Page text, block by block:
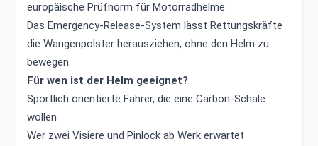
europäische Prüfnorm für Motorradhelme.
Das Emergency-Release-System lässt Rettungskräfte
die Wangenpolster herausziehen, ohne den Helm zu
bewegen.
Für wen ist der Helm geeignet?
Sportlich orientierte Fahrer, die eine Carbon-Schale
wollen
Wer zwei Visiere und Pinlock ab Werk erwartet